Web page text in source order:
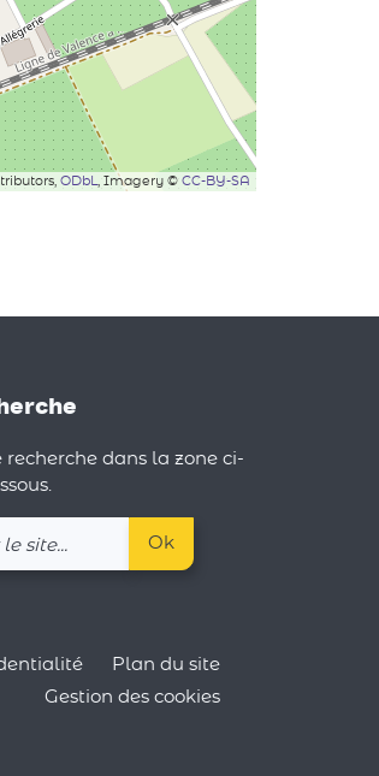
ODbL , Imagery © CC-BY-SA
dans la zone ci-
Ok
Plan du site
Gestion des cookies